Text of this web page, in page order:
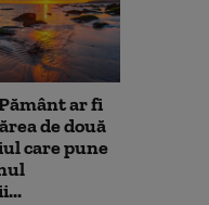
ar fi
de două
care pune